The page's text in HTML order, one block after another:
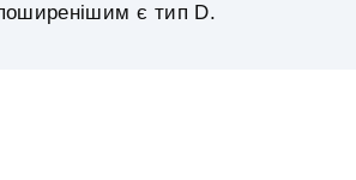
є тип D.